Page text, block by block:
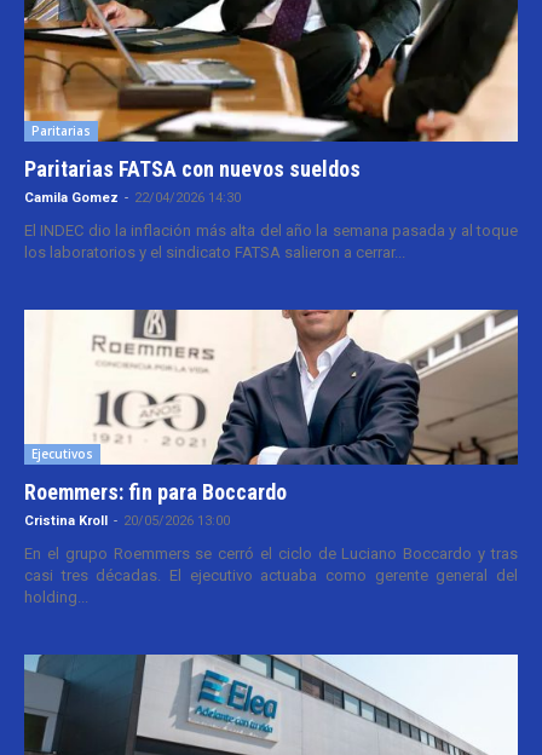
Paritarias
Paritarias FATSA con nuevos sueldos
Camila Gomez - 22/04/2026 14:30
El INDEC dio la inflación más alta del año la semana pasada y al toque
los laboratorios y el sindicato FATSA salieron a cerrar...
Ejecutivos
Roemmers: fin para Boccardo
Cristina Kroll - 20/05/2026 13:00
En el grupo Roemmers se cerró el ciclo de Luciano Boccardo y tras
casi tres décadas. El ejecutivo actuaba como gerente general del
holding...